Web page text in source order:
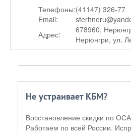
Телефоны:(41147) 326-77
Email:
Адрес:
678960,
Нерюнгри, ул.
Не устраивает КБМ?
Восстановление скидки по
Работаем по всей России.